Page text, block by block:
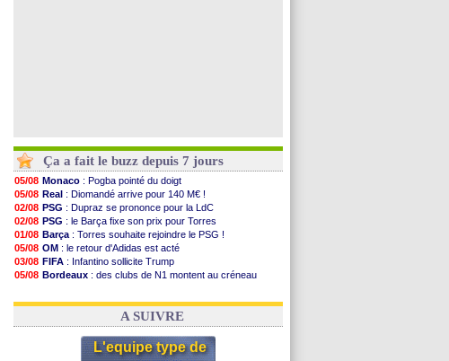
Ça a fait le buzz depuis 7 jours
05/08 Monaco : Pogba pointé du doigt
05/08 Real : Diomandé arrive pour 140 M€ !
02/08 PSG : Dupraz se prononce pour la LdC
02/08 PSG : le Barça fixe son prix pour Torres
01/08 Barça : Torres souhaite rejoindre le PSG !
05/08 OM : le retour d'Adidas est acté
03/08 FIFA : Infantino sollicite Trump
05/08 Bordeaux : des clubs de N1 montent au créneau
03/08 Real: le démenti de Leipzig pour Diomandé
A SUIVRE
L'equipe type de